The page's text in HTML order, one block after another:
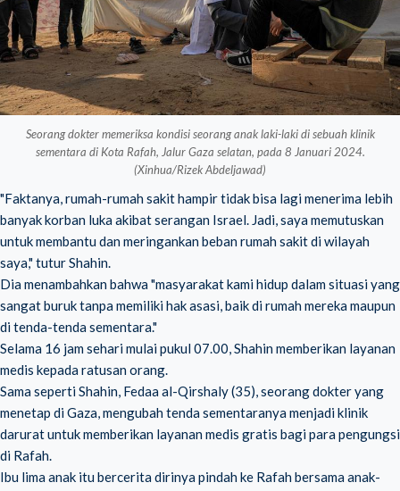
Seorang dokter memeriksa kondisi seorang anak laki-laki di sebuah klinik
sementara di Kota Rafah, Jalur Gaza selatan, pada 8 Januari 2024.
(Xinhua/Rizek Abdeljawad)
"Faktanya, rumah-rumah sakit hampir tidak bisa lagi menerima lebih
banyak korban luka akibat serangan Israel. Jadi, saya memutuskan
untuk membantu dan meringankan beban rumah sakit di wilayah
saya," tutur Shahin.
Dia menambahkan bahwa "masyarakat kami hidup dalam situasi yang
sangat buruk tanpa memiliki hak asasi, baik di rumah mereka maupun
di tenda-tenda sementara."
Selama 16 jam sehari mulai pukul 07.00, Shahin memberikan layanan
medis kepada ratusan orang.
Sama seperti Shahin, Fedaa al-Qirshaly (35), seorang dokter yang
menetap di Gaza, mengubah tenda sementaranya menjadi klinik
darurat untuk memberikan layanan medis gratis bagi para pengungsi
di Rafah.
Ibu lima anak itu bercerita dirinya pindah ke Rafah bersama anak-